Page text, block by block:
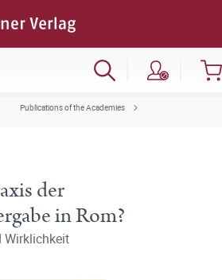
Publications of the Academies
der
in Rom?
Wirklichkeit